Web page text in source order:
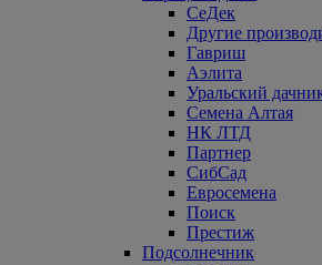
СеДек
Другие
Гавриш
Аэлита
Уральский
Семена Алтая
НК ЛТД
Партнер
СибСад
Евросемена
Поиск
Престиж
Подсолнечник